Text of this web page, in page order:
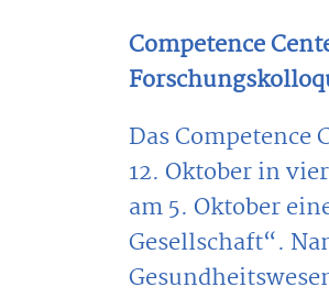
Competence
Das Competence
12. Oktober in
am 5. Oktober
Gesellschaft“.